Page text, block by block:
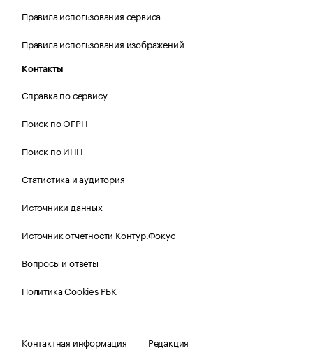
Правила использования сервиса
Правила использования изображений
Контакты
Справка по сервису
Поиск по ОГРН
Поиск по ИНН
Статистика и аудитория
Источники данных
Источник отчетности Контур.Фокус
Вопросы и ответы
Политика Cookies РБК
Контактная информация Редакция